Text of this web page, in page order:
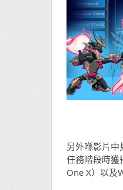
另外喺影片
任務階段時
One X）以及